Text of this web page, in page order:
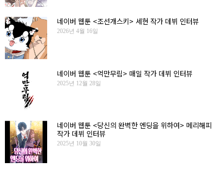
네이버 웹툰 <조선개스키> 세현 작가 데뷔 인터뷰
2026년 4월 16일
네이버 웹툰 <억만무림> 매일 작가 데뷔 인터뷰
2025년 12월 28일
네이버 웹툰 <당신의 완벽한 엔딩을 위하여> 메리해피
작가 데뷔 인터뷰
2025년 10월 30일